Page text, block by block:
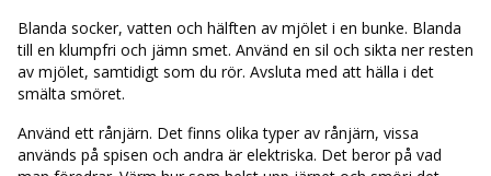
Blanda socker, vatten och hälften av mjölet i en bunke. Blanda
till en klumpfri och jämn smet. Använd en sil och sikta ner resten
av mjölet, samtidigt som du rör. Avsluta med att hälla i det
smälta smöret.
Använd ett rånjärn. Det finns olika typer av rånjärn, vissa
används på spisen och andra är elektriska. Det beror på vad